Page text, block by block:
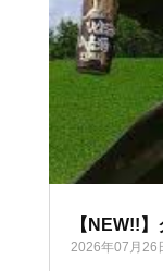
【NEW!!
2026年07月26